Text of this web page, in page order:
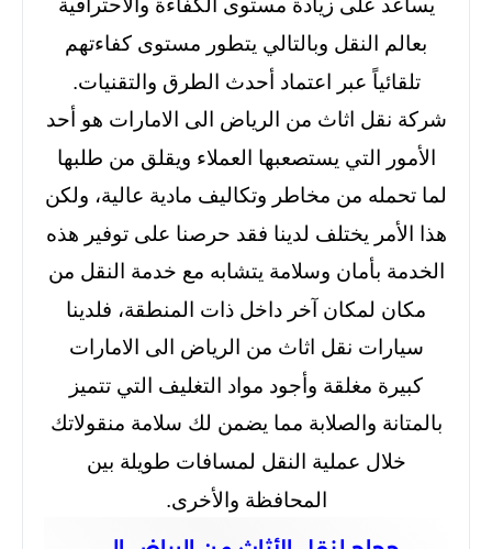
يساعد على زيادة مستوى الكفاءة والاحترافية
بعالم النقل وبالتالي يتطور مستوى كفاءتهم
تلقائياً عبر اعتماد أحدث الطرق والتقنيات.
شركة نقل اثاث من الرياض الى الامارات هو أحد
الأمور التي يستصعبها العملاء ويقلق من طلبها
لما تحمله من مخاطر وتكاليف مادية عالية، ولكن
هذا الأمر يختلف لدينا فقد حرصنا على توفير هذه
الخدمة بأمان وسلامة يتشابه مع خدمة النقل من
مكان لمكان آخر داخل ذات المنطقة، فلدينا
سيارات نقل اثاث من الرياض الى الامارات
كبيرة مغلقة وأجود مواد التغليف التي تتميز
بالمتانة والصلابة مما يضمن لك سلامة منقولاتك
خلال عملية النقل لمسافات طويلة بين
المحافظة والأخرى.